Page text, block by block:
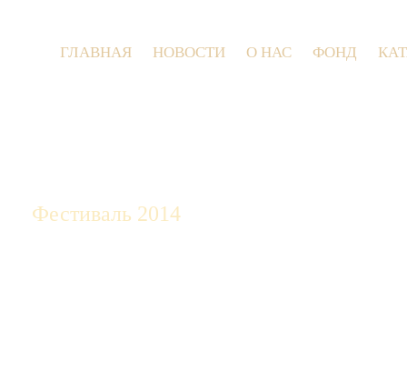
ГЛАВНАЯ НОВОСТИ О НАС ФОНД
Фестиваль 2014